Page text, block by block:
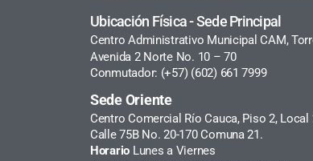
Ubicación Física - Sede Principal
Centro Administrativo Municipal CAM,
Avenida 2 Norte No. 10 – 70
Conmutador: (+57) (602) 661 7999
Sede Oriente
Centro Comercial Río Cauca, Piso 2, Local
Calle 75B No. 20-170 Comuna 21.
Horario Lunes a Viernes